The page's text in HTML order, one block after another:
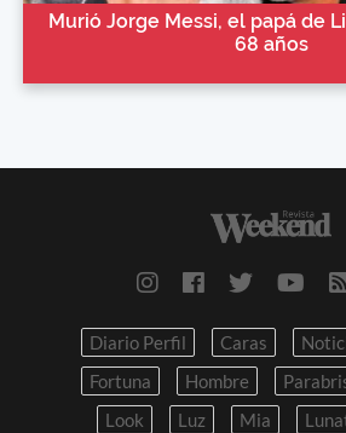
Murió Jorge Messi, el papá de
68 años
Diario Perfil Caras
Fortuna
Hombre
Look
Luz Mia